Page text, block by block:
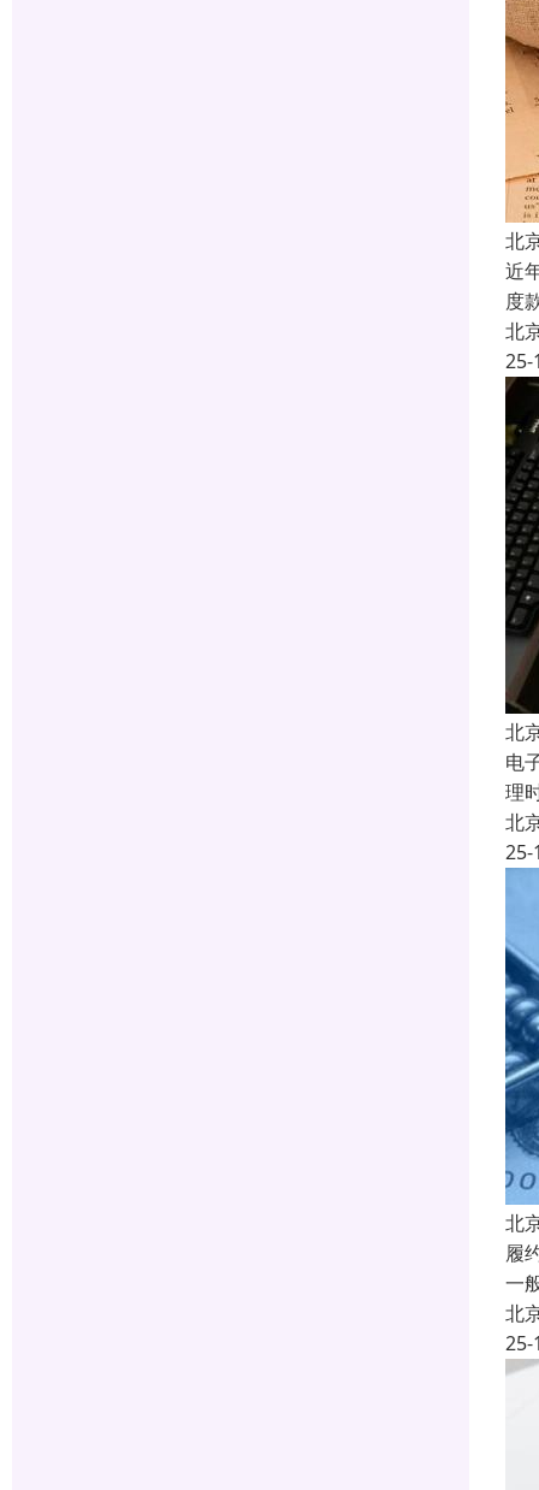
北
近
度
北
25-
北
电
理
北
25-
北
履
一
北
25-